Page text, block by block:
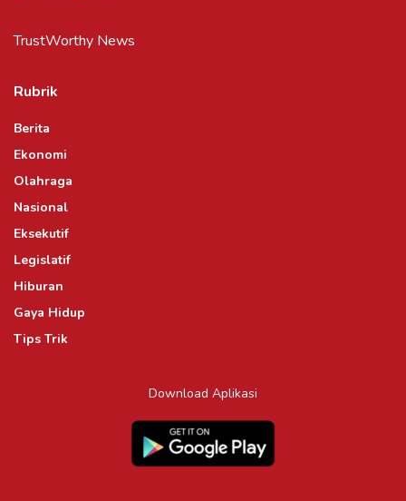
TrustWorthy News
Rubrik
Berita
Ekonomi
Olahraga
Nasional
Eksekutif
Legislatif
Hiburan
Gaya Hidup
Tips Trik
Download Aplikasi